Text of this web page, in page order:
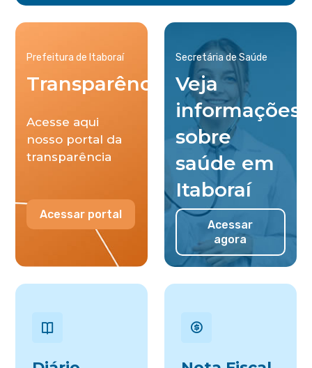
Prefeitura de Itaboraí
Transparência
Acesse aqui
nosso portal da
transparência
Acessar portal
Secretária de Saúde
Veja
informações
sobre
saúde em
Itaboraí
Acessar
agora